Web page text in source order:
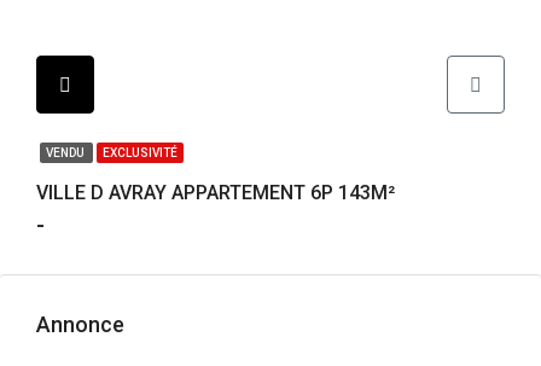
VENDU EXCLUSIVITÉ
VILLE D AVRAY APPARTEMENT 6P 143M²
-
Annonce